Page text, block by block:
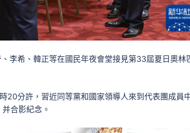
李希、韓正等在國民年夜會堂接見第33屆夏日奧林
20分許，習近同等黨和國家領導人來到代表團成員
合影紀念。